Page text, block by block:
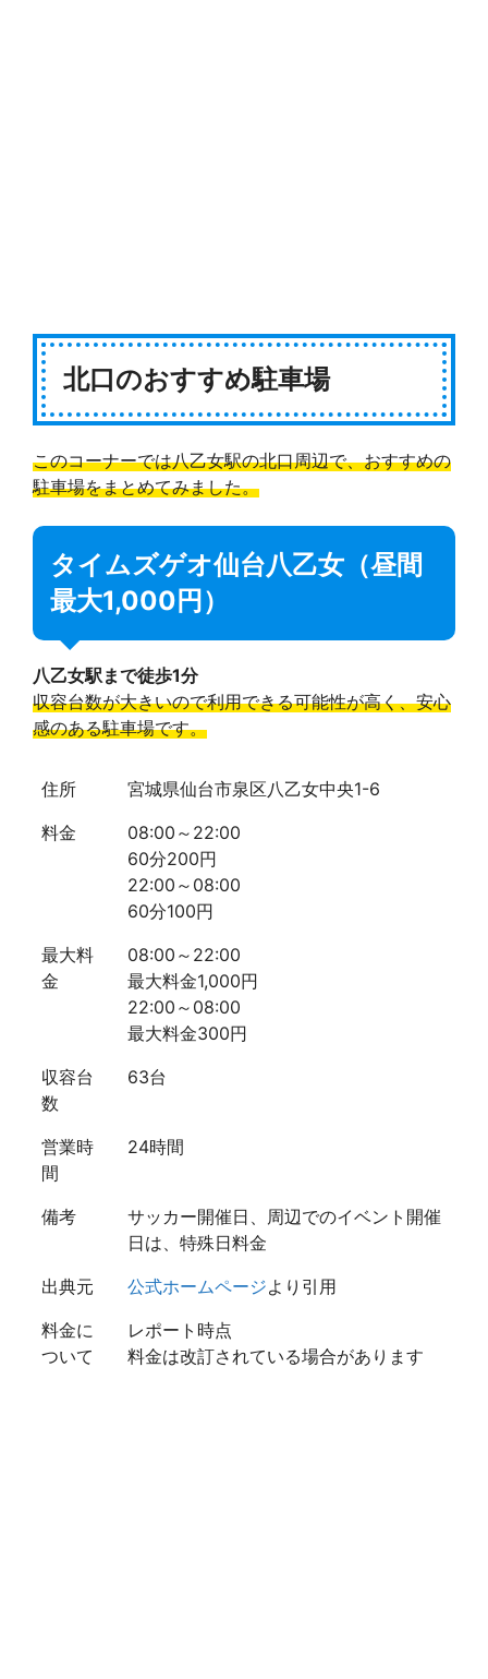
北口のおすすめ駐車場
このコーナーでは八乙女駅の北口周辺で、おすすめの
駐車場をまとめてみました。
タイムズゲオ仙台八乙女（昼間
最大1,000円）
八乙女駅まで徒歩1分
収容台数が大きいので利用できる可能性が高く、安心
感のある駐車場です。
住所
宮城県仙台市泉区八乙女中央1-6
料金
08:00～22:00
60分200円
22:00～08:00
60分100円
最大料
金
08:00～22:00
最大料金1,000円
22:00～08:00
最大料金300円
収容台
数
63台
営業時
間
24時間
備考
サッカー開催日、周辺でのイベント開催
日は、特殊日料金
出典元
公式ホームページより引用
料金に
ついて
レポート時点
料金は改訂されている場合があります